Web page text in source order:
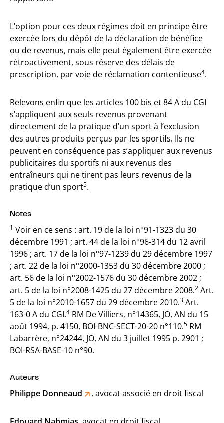
L’option pour ces deux régimes doit en principe être
exercée lors du dépôt de la déclaration de bénéfice
ou de revenus, mais elle peut également être exercée
rétroactivement, sous réserve des délais de
prescription, par voie de réclamation contentieuse4.
Relevons enfin que les articles 100 bis et 84 A du CGI
s’appliquent aux seuls revenus provenant
directement de la pratique d’un sport à l’exclusion
des autres produits perçus par les sportifs. Ils ne
peuvent en conséquence pas s’appliquer aux revenus
publicitaires du sportifs ni aux revenus des
entraîneurs qui ne tirent pas leurs revenus de la
pratique d’un sport5.
Notes
1 Voir en ce sens : art. 19 de la loi n°91-1323 du 30
décembre 1991 ; art. 44 de la loi n°96-314 du 12 avril
1996 ; art. 17 de la loi n°97-1239 du 29 décembre 1997
; art. 22 de la loi n°2000-1353 du 30 décembre 2000 ;
art. 56 de la loi n°2002-1576 du 30 décembre 2002 ;
art. 5 de la loi n°2008-1425 du 27 décembre 2008.2 Art.
5 de la loi n°2010-1657 du 29 décembre 2010.3 Art.
163-0 A du CGI.4 RM De Villiers, n°14365, JO, AN du 15
août 1994, p. 4150, BOI-BNC-SECT-20-20 n°110.5 RM
Labarrère, n°24244, JO, AN du 3 juillet 1995 p. 2901 ;
BOI-RSA-BASE-10 n°90.
Auteurs
Philippe Donneaud , avocat associé en droit fiscal